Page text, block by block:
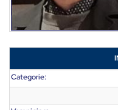
Categorie: